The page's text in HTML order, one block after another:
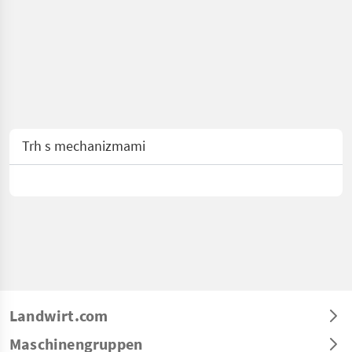
Trh s mechanizmami
Landwirt.com
Maschinengruppen